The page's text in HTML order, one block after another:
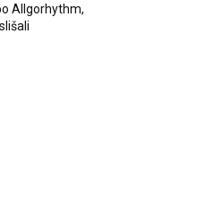
Allgorhythm,